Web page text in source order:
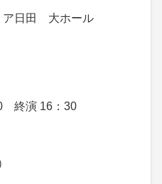
ア日田 大ホール
終演 16：30